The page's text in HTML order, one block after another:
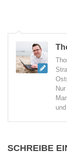
SCHREIBE